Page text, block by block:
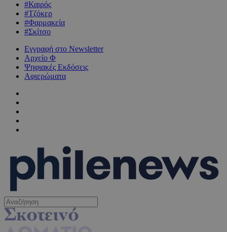
#Καιρός
#Τζόκερ
#Φαρμακεία
#Σκίτσο
Εγγραφή στο Newsletter
Αρχείο Φ
Ψηφιακές Εκδόσεις
Αφιερώματα